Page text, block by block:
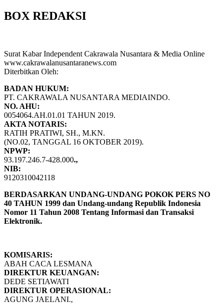
BOX REDAKSI
Surat Kabar Independent Cakrawala Nusantara & Media Online
www.cakrawalanusantaranews.com
Diterbitkan Oleh:
BADAN HUKUM:
PT. CAKRAWALA NUSANTARA MEDIAINDO.
NO. AHU:
0054064.AH.01.01 TAHUN 2019.
AKTA NOTARIS:
RATIH PRATIWI, SH., M.KN.
(NO.02, TANGGAL 16 OKTOBER 2019).
NPWP:
93.197.246.7-428.000.,
NIB:
9120310042118
BERDASARKAN UNDANG-UNDANG POKOK PERS NO
40 TAHUN 1999 dan Undang-undang Republik Indonesia
Nomor 11 Tahun 2008 Tentang Informasi dan Transaksi
Elektronik.
KOMISARIS:
ABAH CACA LESMANA
DIREKTUR KEUANGAN:
DEDE SETIAWATI
DIREKTUR OPERASIONAL:
AGUNG JAELANI.,